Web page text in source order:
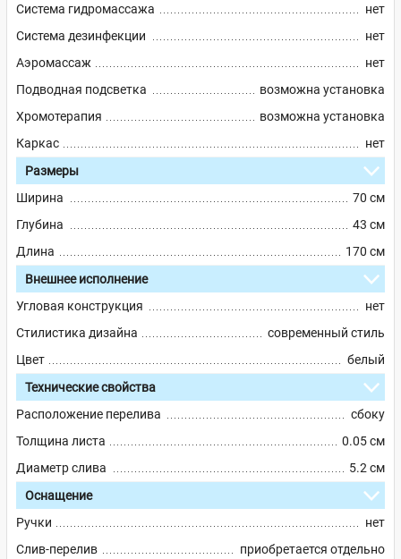
Система гидромассажа
нет
Система дезинфекции
нет
Аэромассаж
нет
Подводная подсветка
возможна установка
Хромотерапия
возможна установка
Каркас
нет
Размеры
Ширина
70 см
Глубина
43 см
Длина
170 см
Внешнее исполнение
Угловая конструкция
нет
Стилистика дизайна
современный стиль
Цвет
белый
Технические свойства
Расположение перелива
сбоку
Толщина листа
0.05 см
Диаметр слива
5.2 см
Оснащение
Ручки
нет
Слив-перелив
приобретается отдельно